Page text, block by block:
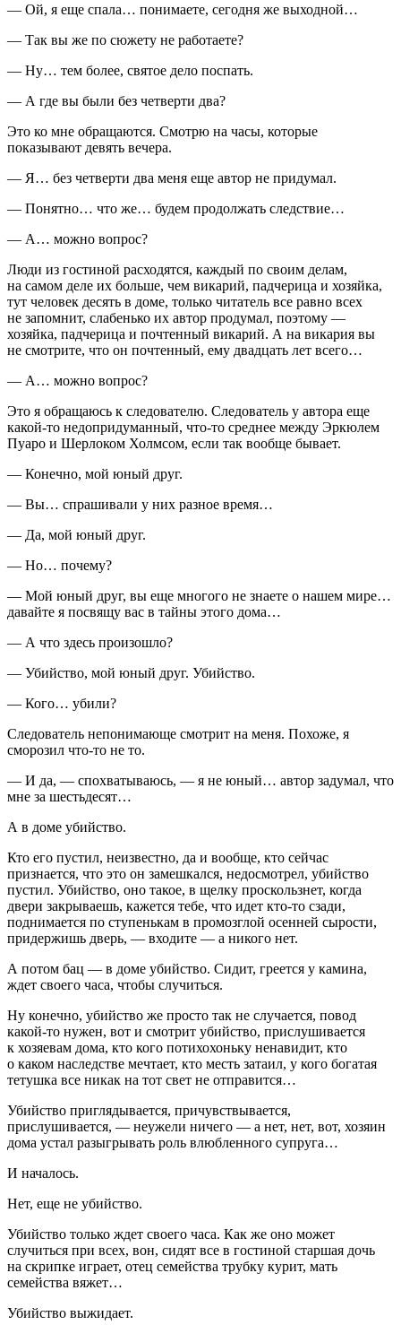
— Ой, я еще спала… понимаете, сегодня же выходной…
— Так вы же по сюжету не работаете?
— Ну… тем более, святое дело поспать.
— А где вы были без четверти два?
Это ко мне обращаются. Смотрю на часы, которые
показывают девять вечера.
— Я… без четверти два меня еще автор не придумал.
— Понятно… что же… будем продолжать следствие…
— А… можно вопрос?
Люди из гостиной расходятся, каждый по своим делам,
на самом деле их больше, чем викарий, падчерица и хозяйка,
тут человек десять в доме, только читатель все равно всех
не запомнит, слабенько их автор продумал, поэтому —
хозяйка, падчерица и почтенный викарий. А на викария вы
не смотрите, что он почтенный, ему двадцать лет всего…
— А… можно вопрос?
Это я обращаюсь к следователю. Следователь у автора еще
какой-то недопридуманный, что-то среднее между Эркюлем
Пуаро и Шерлоком Холмсом, если так вообще бывает.
— Конечно, мой юный друг.
— Вы… спрашивали у них разное время…
— Да, мой юный друг.
— Но… почему?
— Мой юный друг, вы еще многого не знаете о нашем мире…
давайте я посвящу вас в тайны этого дома…
— А что здесь произошло?
— Убийство, мой юный друг. Убийство.
— Кого… убили?
Следователь непонимающе смотрит на меня. Похоже, я
сморозил что-то не то.
— И да, — спохватываюсь, — я не юный… автор задумал, что
мне за шестьдесят…
А в доме убийство.
Кто его пустил, неизвестно, да и вообще, кто сейчас
признается, что это он замешкался, недосмотрел, убийство
пустил. Убийство, оно такое, в щелку проскользнет, когда
двери закрываешь, кажется тебе, что идет кто-то сзади,
поднимается по ступенькам в промозглой осенней сырости,
придержишь дверь, — входите — а никого нет.
А потом бац — в доме убийство. Сидит, греется у камина,
ждет своего часа, чтобы случиться.
Ну конечно, убийство же просто так не случается, повод
какой-то нужен, вот и смотрит убийство, прислушивается
к хозяевам дома, кто кого потихохоньку ненавидит, кто
о каком наследстве мечтает, кто месть затаил, у кого богатая
тетушка все никак на тот свет не отправится…
Убийство приглядывается, причувствывается,
прислушивается, — неужели ничего — а нет, нет, вот, хозяин
дома устал разыгрывать роль влюбленного супруга…
И началось.
Нет, еще не убийство.
Убийство только ждет своего часа. Как же оно может
случиться при всех, вон, сидят все в гостиной старшая дочь
на скрипке играет, отец семейства трубку курит, мать
семейства вяжет…
Убийство выжидает.